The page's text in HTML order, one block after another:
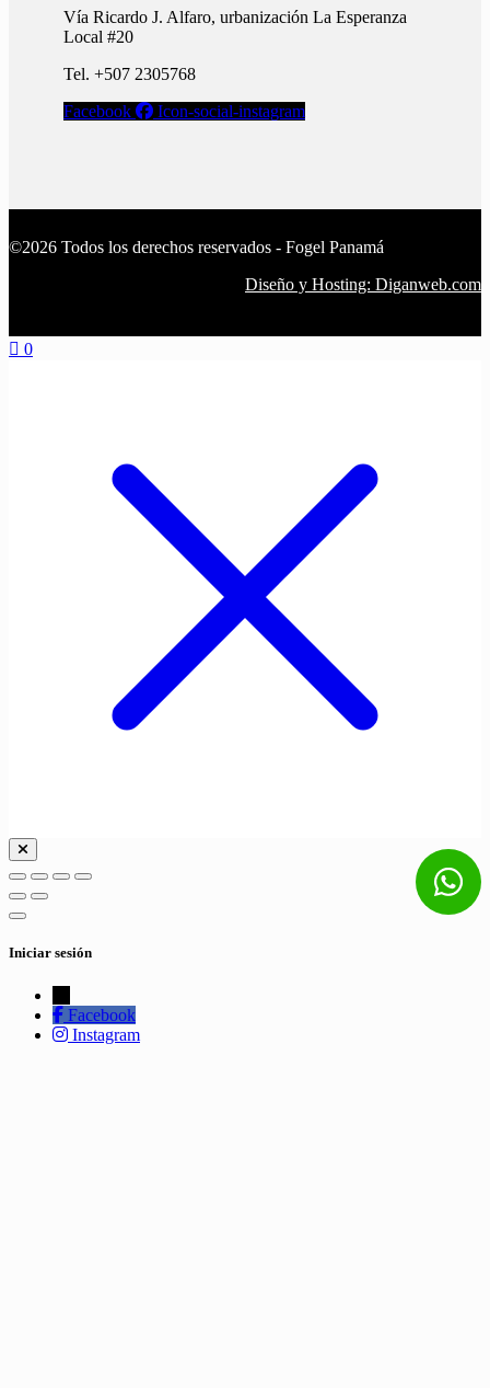
Vía Ricardo J. Alfaro, urbanización La Esperanza
Local #20
Tel. +507 2305768
Facebook
Icon-social-instagram
©2026 Todos los derechos reservados - Fogel Panamá
Diseño y Hosting: Diganweb.com
0
Iniciar sesión
Facebook
Instagram